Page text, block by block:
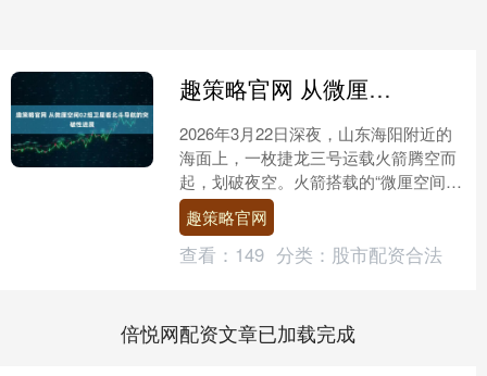
趣策略官网 从微厘空间02组卫星看北斗导航的突破性进展
2026年3月22日深夜，山东海阳附近的
海面上，一枚捷龙三号运载火箭腾空而
起，划破夜空。火箭搭载的“微厘空间02
组卫星”成功进入预定轨道。 新华社图
片 这则新闻....
趣策略官网
查看： 149 分类： 股市配资合法
倍悦网配资文章已加载完成